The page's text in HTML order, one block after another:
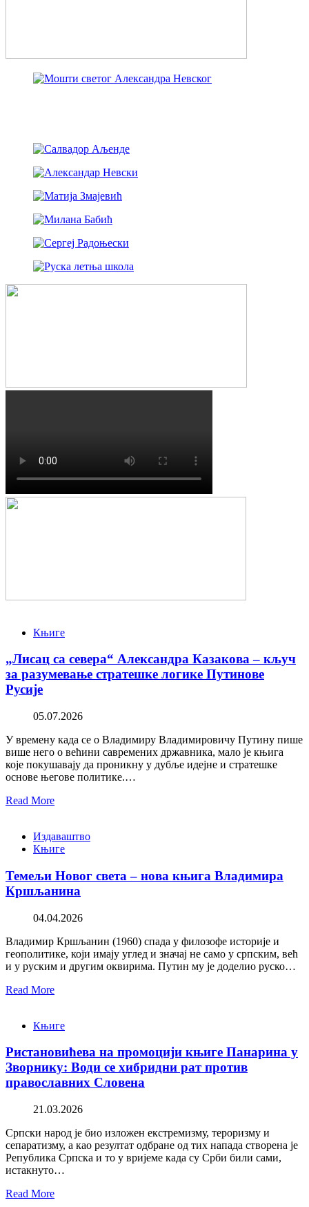
Књиге
„Лисац са севера“ Александра Казакова – кључ
за разумевање стратешке логике Путинове
Русије
05.07.2026
У времену када се о Владимиру Владимировичу Путину пише
више него о већини савремених државника, мало је књига
које покушавају да проникну у дубље идејне и стратешке
основе његове политике.…
Read More
Издаваштво
Књиге
Темељи Новог света – нова књига Владимира
Кршљанина
04.04.2026
Владимир Кршљанин (1960) спада у филозофе историје и
геополитике, који имају углед и значај не само у српским, већ
и у руским и другим оквирима. Путин му је доделио руско…
Read More
Књиге
Ристановићева на промоцији књиге Панарина у
Зворнику: Води се хибридни рат против
православних Словена
21.03.2026
Српски народ је био изложен екстремизму, тероризму и
сепаратизму, а као резултат одбране од тих напада створена је
Република Српска и то у вријеме када су Срби били сами,
истакнуто…
Read More